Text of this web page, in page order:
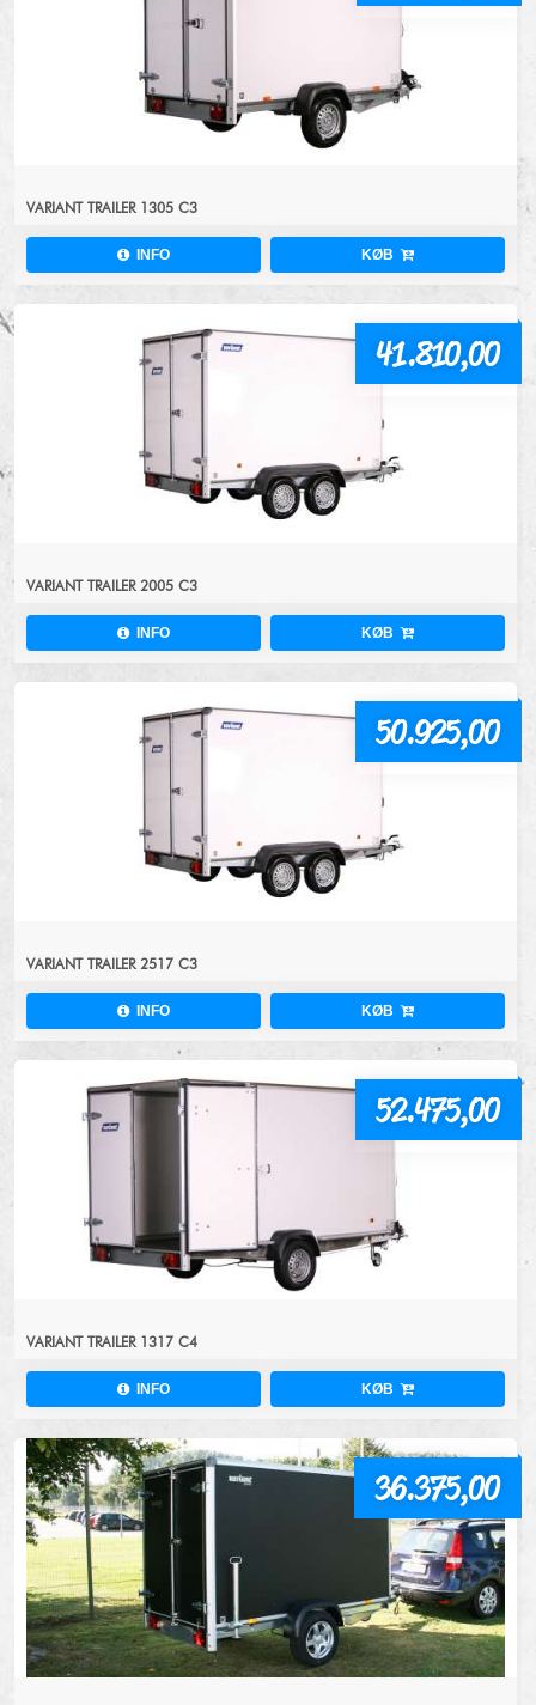
VARIANT TRAILER 1305 C3
INFO KØB
VARIANT TRAILER 2005 C3
INFO KØB
41.810,00
VARIANT TRAILER 2517 C3
INFO KØB
50.925,00
VARIANT TRAILER 1317 C4
INFO KØB
52.475,00
36.375,00